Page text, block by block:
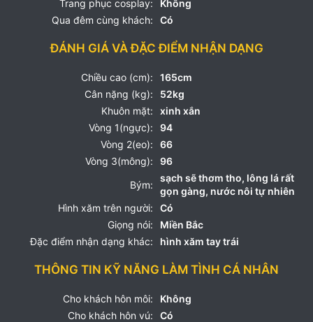
Trang phục cosplay:
Không
Qua đêm cùng khách:
Có
ĐÁNH GIÁ VÀ ĐẶC ĐIỂM NHẬN DẠNG
Chiều cao (cm):
165cm
Cân nặng (kg):
52kg
Khuôn mặt:
xinh xắn
Vòng 1(ngực):
94
Vòng 2(eo):
66
Vòng 3(mông):
96
Bým:
sạch sẽ thơm tho, lông lá rất
gọn gàng, nước nôi tự nhiên
Hình xăm trên người:
Có
Giọng nói:
Miền Bắc
Đặc điểm nhận dạng khác:
hình xăm tay trái
THÔNG TIN KỸ NĂNG LÀM TÌNH CÁ NHÂN
Cho khách hôn môi:
Không
Cho khách hôn vú:
Có